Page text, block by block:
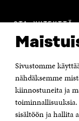
Sivustomme
nähdäksemme
kiinnostuneita ja
sisältöön ja hallita
OTA YHTEYTTÄ
Itämerenkatu 11-
00181 Helsinki
Puhelin +358 294
Sähköpostiosoite
Saapumisohjeet
Y-tunnus